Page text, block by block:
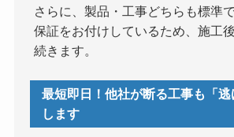
さらに、製品・工事どちらも標準
保証をお付けしているため、施工
続きます。
最短即日！他社が断る工事も「
します